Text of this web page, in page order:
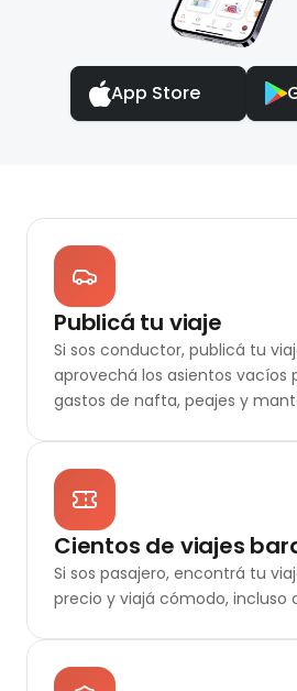
App Store
Publicá tu viaje
Si sos conductor, publicá tu
aprovechá los asientos vacíos
gastos de nafta, peajes y
Cientos de viajes
Si sos pasajero, encontrá tu
precio y viajá cómodo, incluso